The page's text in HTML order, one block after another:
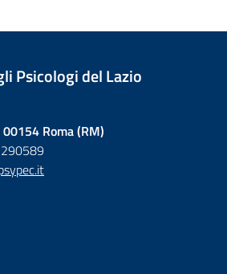
Psicologi del Lazio
Roma (RM)
tab)
- new tab)